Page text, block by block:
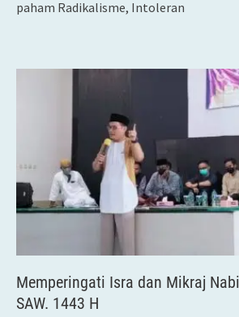
paham Radikalisme, Intoleran
Memperingati Isra dan Mikraj
SAW. 1443 H